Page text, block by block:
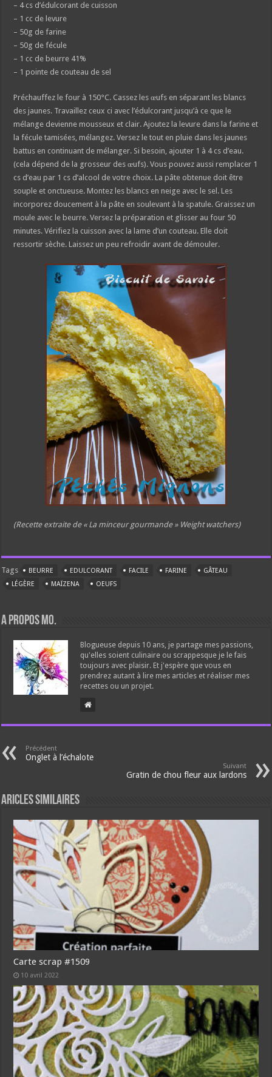
– 4 cs d’édulcorant de cuisson
– 1 cc de levure
– 50g de farine
– 50g de fécule
– 1 cc de beurre 41%
– 1 pointe de couteau de sel
Préchauffez le four à 150°C. Cassez les œufs en séparant les blancs
des jaunes. Travaillez ceux ci avec l’édulcorant jusqu’à ce que le
mélange devienne mousseux et clair. Ajoutez la levure dans la farine et
la fécule tamisées, mélangez. Versez le tout en pluie dans les jaunes
battus en continuant de mélanger. Si besoin, ajouter 1 à 4 cs d’eau.
(cela dépend de la grosseur des œufs). Vous pouvez aussi remplacer 1
cs d’eau par 1 cs d’alcool de votre choix. La pâte obtenue doit être
souple et onctueuse. Montez les blancs en neige avec le sel. Les
incorporez doucement à la pâte en soulevant à la spatule. Graissez un
moule avec le beurre. Versez la préparation et glisser au four 50
minutes. Vérifiez la cuisson avec la lame d’un couteau. Elle doit
ressortir sèche. Laissez un peu refroidir avant de démouler.
(Recette extraite de « La minceur gourmande » Weight watchers)
Tags BEURRE EDULCORANT FACILE FARINE
GÂTEAU
LÉGÈRE
MAÏZENA OEUFS
A propos Mo.
Blogueuse depuis 10 ans, je partage mes passions,
qu'elles soient culinaire ou scrappesque je le fais
toujours avec plaisir. Et j'espère que vous en
prendrez autant à lire mes articles et réaliser mes
recettes ou un projet.
Précédent
Onglet à l’échalote
Suivant
Gratin de chou fleur aux lardons
Aricles similaires
Carte scrap #1509
10 avril 2022